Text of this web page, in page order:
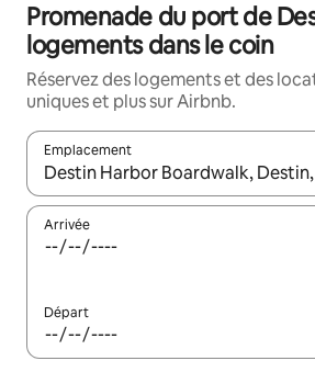
Promenade du port de
logements dans le coin
Réservez des logements et des
uniques et plus sur Airbnb.
Emplacement
Quand les résultats sont affichés,
Arrivée
Départ